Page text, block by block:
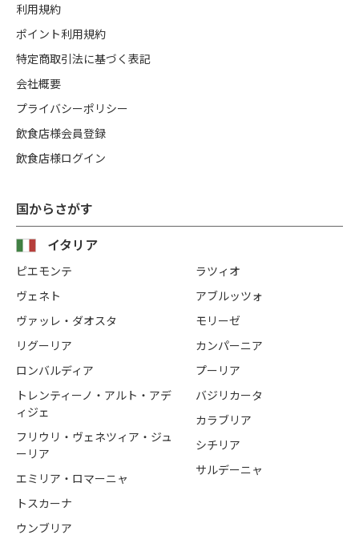
国からさがす
イタリア
ピエモンテ
ヴェネト
ヴァッレ・ダオスタ
リグーリア
ロンバルディア
トレンティーノ・アルト・アデ
ィジェ
フリウリ・ヴェネツィア・ジュ
ーリア
エミリア・ロマーニャ
トスカーナ
ウンブリア
ラツィオ
アブルッツォ
モリーゼ
カンパーニア
プーリア
バジリカータ
カラブリア
シチリア
サルデーニャ
利用規約
ポイント利用規約
特定商取引法に基づく表記
会社概要
プライバシーポリシー
飲食店様会員登録
飲食店様ログイン